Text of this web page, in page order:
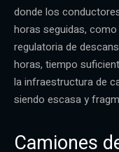
donde los
horas seguidas,
regulatoria de
horas, tiempo
la infraestructura de
siendo escasa y
Camiones